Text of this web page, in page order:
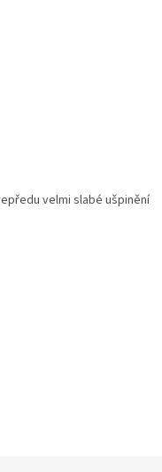
velmi slabé ušpinění